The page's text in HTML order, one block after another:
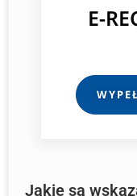
E-
Jakie są